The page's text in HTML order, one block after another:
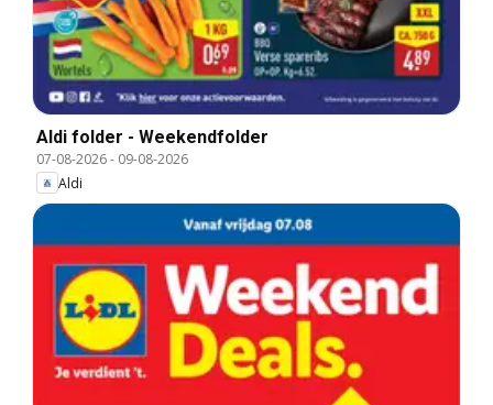
Aldi folder - Weekendfolder
07-08-2026- 09-08-2026
Aldi